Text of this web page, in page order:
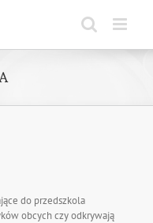
do przedszkola
obcych czy odkrywają